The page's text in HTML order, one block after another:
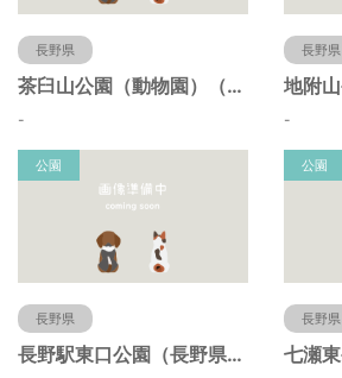
長野県
茶臼山公園（動物園）（長野県長野市）
-
長野県
-
公園
長野県
長野駅東口公園（長野県長野市）
公園
長野県